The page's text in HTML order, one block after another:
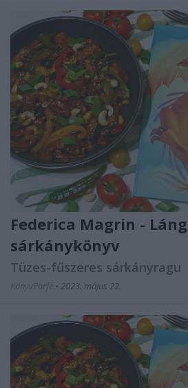
Federica Magrin -
sárkánykönyv
Tüzes-fűszeres sárkányragu
KönyvParfé • 2023. május 22.